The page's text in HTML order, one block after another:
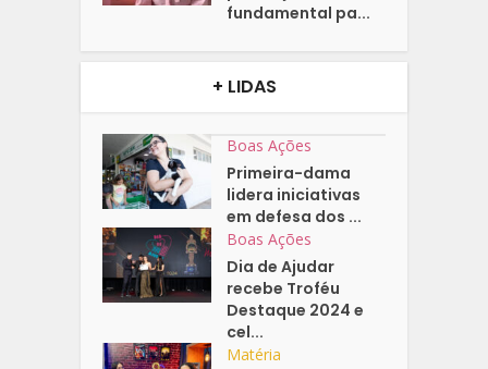
fundamental pa...
+ LIDAS
Boas Ações
Primeira-dama
lidera iniciativas
em defesa dos ...
Boas Ações
Dia de Ajudar
recebe Troféu
Destaque 2024 e
cel...
Matéria